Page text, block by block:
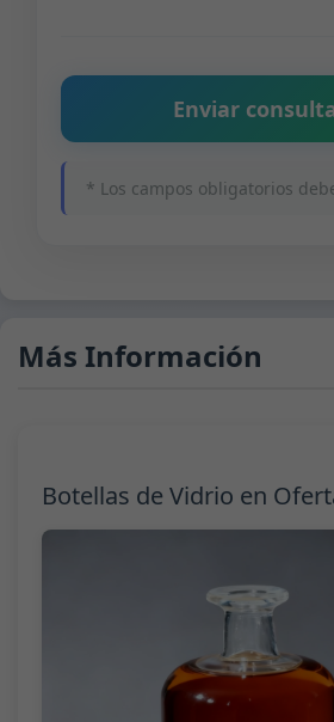
Enviar
* Los campos obligatorios
Más Información
Botellas de Vidrio en